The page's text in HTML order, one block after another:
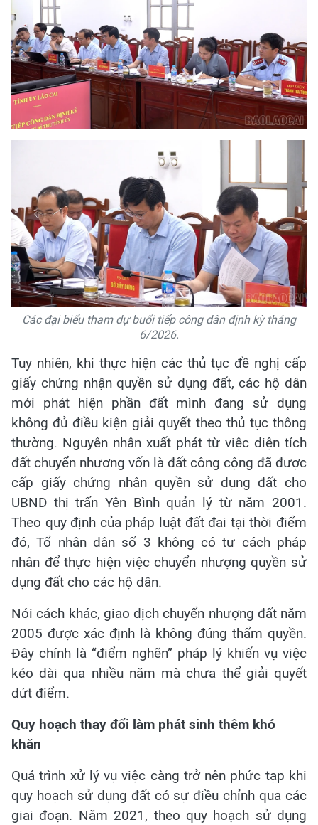
Các đại biểu tham dự buổi tiếp công dân định kỳ tháng
6/2026.
Tuy nhiên, khi thực hiện các thủ tục đề nghị cấp
giấy chứng nhận quyền sử dụng đất, các hộ dân
mới phát hiện phần đất mình đang sử dụng
không đủ điều kiện giải quyết theo thủ tục thông
thường. Nguyên nhân xuất phát từ việc diện tích
đất chuyển nhượng vốn là đất công cộng đã được
cấp giấy chứng nhận quyền sử dụng đất cho
UBND thị trấn Yên Bình quản lý từ năm 2001.
Theo quy định của pháp luật đất đai tại thời điểm
đó, Tổ nhân dân số 3 không có tư cách pháp
nhân để thực hiện việc chuyển nhượng quyền sử
dụng đất cho các hộ dân.
Nói cách khác, giao dịch chuyển nhượng đất năm
2005 được xác định là không đúng thẩm quyền.
Đây chính là “điểm nghẽn” pháp lý khiến vụ việc
kéo dài qua nhiều năm mà chưa thể giải quyết
dứt điểm.
Quy hoạch thay đổi làm phát sinh thêm khó
khăn
Quá trình xử lý vụ việc càng trở nên phức tạp khi
quy hoạch sử dụng đất có sự điều chỉnh qua các
giai đoạn. Năm 2021, theo quy hoạch sử dụng